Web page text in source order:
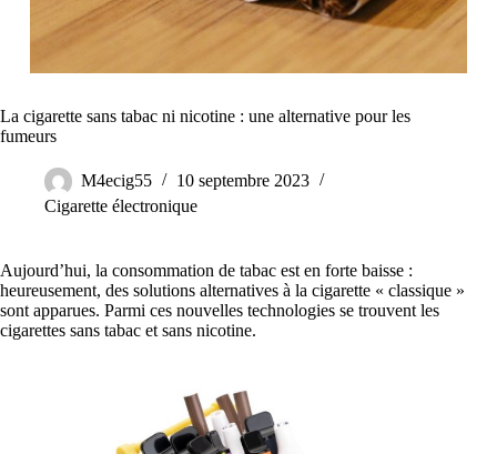
La cigarette sans tabac ni nicotine : une alternative pour les
fumeurs
M4ecig55
10 septembre 2023
Cigarette électronique
Aujourd’hui, la consommation de tabac est en forte baisse :
heureusement, des solutions alternatives à la cigarette « classique »
sont apparues. Parmi ces nouvelles technologies se trouvent les
cigarettes sans tabac et sans nicotine.